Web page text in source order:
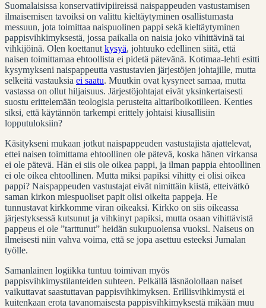
Suomalaisissa konservatiivipiireissä naispappeuden vastustamisen
ilmaisemisen tavoiksi on valittu kieltäytyminen osallistumasta
messuun, jota toimittaa naispuolinen pappi sekä kieltäytyminen
pappisvihkimyksestä, jossa paikalla on naisia joko vihittävinä tai
vihkijöinä. Olen koettanutkysyä, johtuuko edellinen siitä, että
naisen toimittamaa ehtoollista ei pidetä pätevänä. Kotimaa-lehti esitti
kysymykseni naispappeutta vastustavien järjestöjen johtajille, mutta
selkeitä vastauksia ei saatu. Muutkin ovat kysyneet samaa, mutta
vastassa on ollut hiljaisuus. Järjestöjohtajat eivät yksinkertaisesti
suostu erittelemään teologisia perusteita alttariboikotilleen. Kenties
siksi, että käytännön tarkempi erittely johtaisi kiusallisiin
lopputuloksiin?
Käsitykseni mukaan jotkut naispappeuden vastustajista ajattelevat,
ettei naisen toimittama ehtoollinen ole pätevä, koska hänen virkansa
ei ole pätevä. Hän ei siis ole oikea pappi, ja ilman pappia ehtoollinen
ei ole oikea ehtoollinen. Mutta miksi papiksi vihitty ei olisi oikea
pappi? Naispappeuden vastustajat eivät nimittäin kiistä, etteivätkö
saman kirkon miespuoliset papit olisi oikeita pappeja. He
tunnustavat kirkkomme viran oikeaksi. Kirkko on siis oikeassa
järjestyksessä kutsunut ja vihkinyt papiksi, mutta osaan vihittävistä
pappeus ei ole ”tarttunut” heidän sukupuolensa vuoksi. Naiseus on
ilmeisesti niin vahva voima, että se jopa asettuu esteeksi Jumalan
työlle.
Samanlainen logiikka tuntuu toimivan myös
pappisvihkimystilanteiden suhteen. Pelkällä läsnäolollaan naiset
vaikuttavat saastuttavan pappisvihkimyksen. Erillisvihkimystä ei
kuitenkaan erota tavanomaisesta pappisvihkimyksestä mikään muu